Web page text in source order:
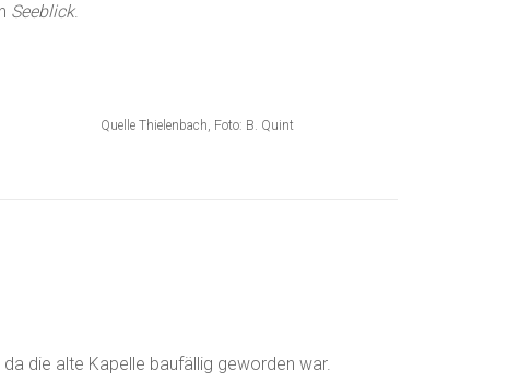
Seeblick.
Quelle Thielenbach, Foto: B. Quint
die alte Kapelle baufällig geworden war.